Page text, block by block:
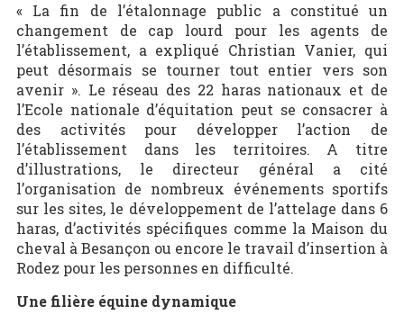
« La fin de l’étalonnage public a constitué un
changement de cap lourd pour les agents de
l’établissement, a expliqué Christian Vanier, qui
peut désormais se tourner tout entier vers son
avenir ». Le réseau des 22 haras nationaux et de
l’Ecole nationale d’équitation peut se consacrer à
des activités pour développer l’action de
l’établissement dans les territoires. A titre
d’illustrations, le directeur général a cité
l’organisation de nombreux événements sportifs
sur les sites, le développement de l’attelage dans 6
haras, d’activités spécifiques comme la Maison du
cheval à Besançon ou encore le travail d’insertion à
Rodez pour les personnes en difficulté.
Une filière équine dynamique